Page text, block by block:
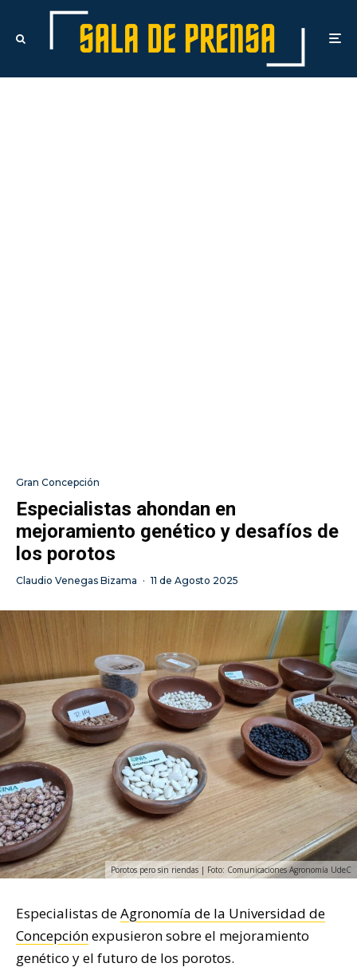
Gran Concepción
Especialistas ahondan en
mejoramiento genético y desafíos de
los porotos
Claudio Venegas Bizama · 11 de Agosto 2025
Porotos pero sin riendas | Foto: Comunicaciones Agronomía UdeC
Especialistas deAgronomía de la Universidad de
Concepciónexpusieron sobre el mejoramiento
genético y el futuro de los porotos.